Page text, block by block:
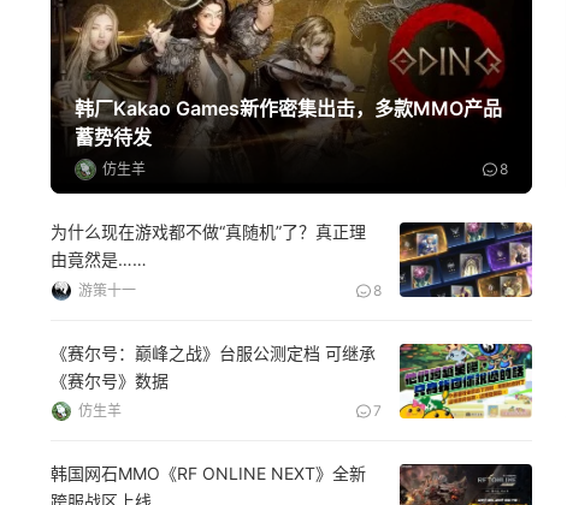
韩厂Kakao Games新作密集出击，多款MMO产品
蓄势待发
仿生羊 8
为什么现在游戏都不做“真随机”了？真正理
由竟然是……
游策十一 8
《赛尔号：巅峰之战》台服公测定档 可继承
《赛尔号》数据
仿生羊 7
韩国网石MMO《RF ONLINE NEXT》全新